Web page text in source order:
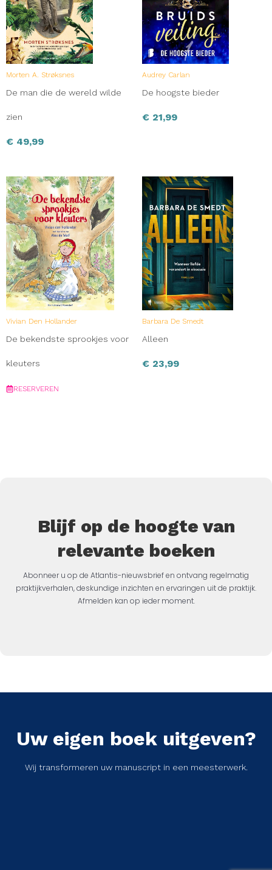
Morten A. Strøksnes
De man die de wereld wilde
zien
€ 49,99
Audrey Carlan
De hoogste bieder
€ 21,99
Vivian Den Hollander
De bekendste sprookjes voor
kleuters
RESERVEREN
Barbara De Smedt
Alleen
€ 23,99
Blijf op de hoogte van
relevante boeken
Abonneer u op de Atlantis-nieuwsbrief en ontvang regelmatig
praktijkverhalen, deskundige inzichten en ervaringen uit de praktijk.
Afmelden kan op ieder moment.
Uw eigen boek uitgeven?
Wij transformeren uw manuscript in een meesterwerk.